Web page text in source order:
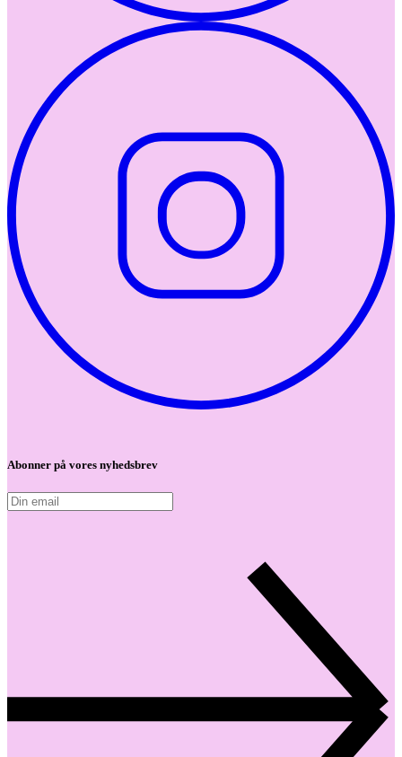
Abonner på vores nyhedsbrev